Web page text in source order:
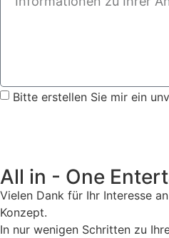
Bitte erstellen Sie mir ein
All in - One
Vielen Dank für Ihr Interesse
Konzept.
In nur wenigen Schritten zu